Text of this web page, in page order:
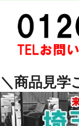
＼商品見学